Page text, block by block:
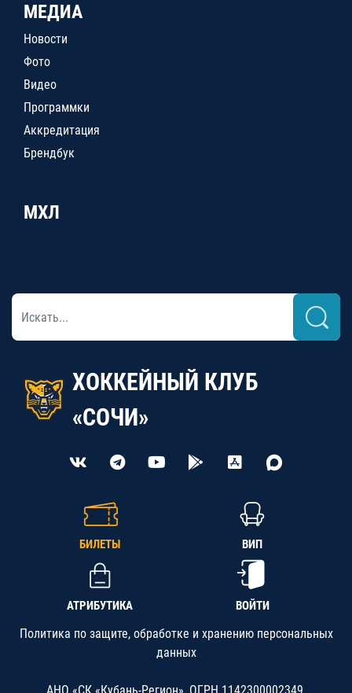
МЕДИА
Новости
Фото
Видео
Программки
Аккредитация
Брендбук
МХЛ
ХОККЕЙНЫЙ КЛУБ
«СОЧИ»
БИЛЕТЫ ВИП
АТРИБУТИКА ВОЙТИ
Политика по защите, обработке и хранению персональных
данных